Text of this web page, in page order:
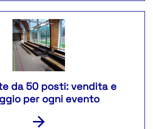
da 50 posti: vendita e
per ogni evento